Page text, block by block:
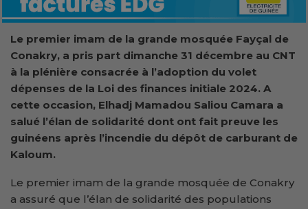
Le premier imam de la grande mosquée Fayçal de
Conakry, a pris part dimanche 31 décembre au CNT
à la plénière consacrée à l’adoption du volet
dépenses de la Loi des finances initiale 2024. A
cette occasion, Elhadj Mamadou Saliou Camara a
salué l’élan de solidarité dont ont fait preuve les
guinéens après l’incendie du dépôt de carburant de
Kaloum.
Le premier imam de la grande mosquée de Conakry
a assuré que l’élan de solidarité des populations